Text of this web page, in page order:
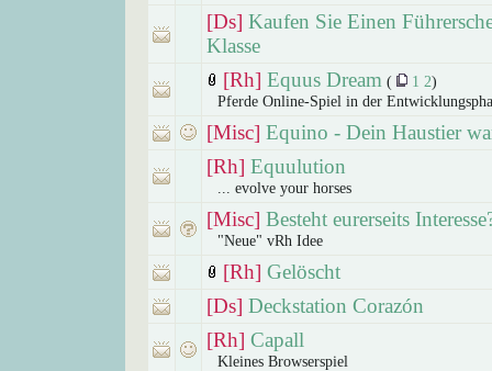
[Ds] Kaufen Sie Einen
Klasse
[Rh] Equus Dream ( 1 2)
Pferde Online-Spiel in der
[Misc] Equino - Dein Haustier
[Rh] Equulution
... evolve your horses
[Misc] Besteht eurerseits
"Neue" vRh Idee
[Rh] Gelöscht
[Ds] Deckstation Corazón
[Rh] Capall
Kleines Browserspiel